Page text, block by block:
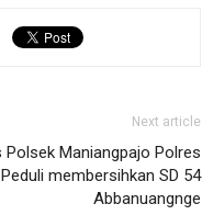
Next article
Maniangpajo Polres
membersihkan SD 54
Abbanuangnge